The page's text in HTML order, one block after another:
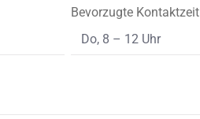
Bevorzugte Kontaktzeit